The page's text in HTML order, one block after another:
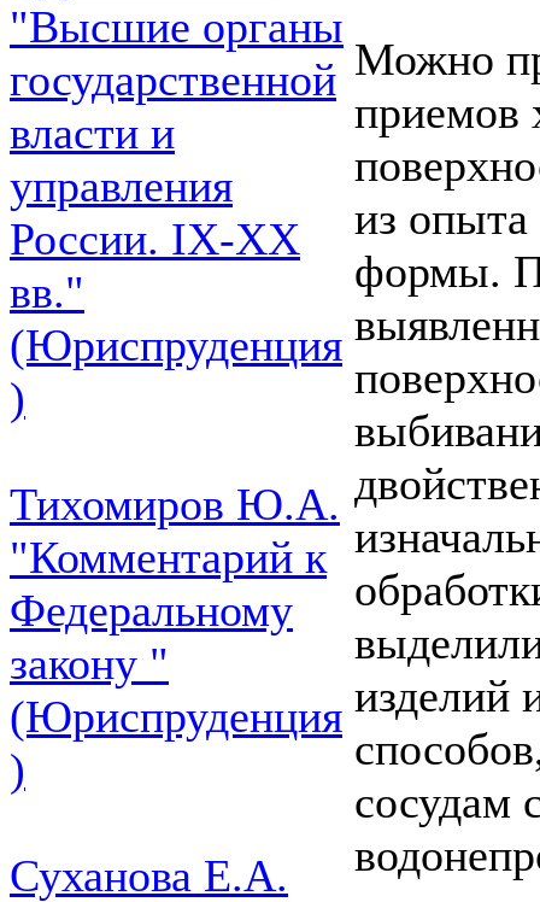
"Высшие органы
государственной
власти и
управления
России. IХ-ХХ
вв."
(Юриспруденция
)
Тихомиров Ю.А.
"Комментарий к
Федеральному
закону "
(Юриспруденция
)
Суханова Е.А.
Можно
приемов
из опыта
формы.
изделий
сосудам